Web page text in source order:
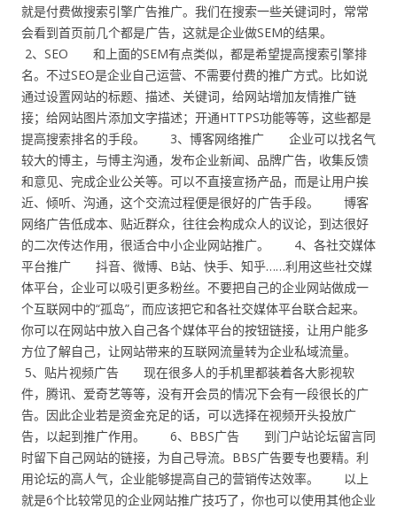
就是付费做搜索引擎广告推广。我们在搜索一些关键词时，常常
会看到首页前几个都是广告，这就是企业做SEM的结果。
2、SEO 和上面的SEM有点类似，都是希望提高搜索引擎排
名。不过SEO是企业自己运营、不需要付费的推广方式。比如说
通过设置网站的标题、描述、关键词，给网站增加友情推广链
接；给网站图片添加文字描述；开通HTTPS功能等等，这些都是
提高搜索排名的手段。 3、博客网络推广 企业可以找名气
较大的博主，与博主沟通，发布企业新闻、品牌广告，收集反馈
和意见、完成企业公关等。可以不直接宣扬产品，而是让用户挨
近、倾听、沟通，这个交流过程便是很好的广告手段。 博客
网络广告低成本、贴近群众，往往会构成众人的议论，到达很好
的二次传达作用，很适合中小企业网站推广。 4、各社交媒体
平台推广 抖音、微博、B站、快手、知乎……利用这些社交媒
体平台，企业可以吸引更多粉丝。不要把自己的企业网站做成一
个互联网中的“孤岛”，而应该把它和各社交媒体平台联合起来。
你可以在网站中放入自己各个媒体平台的按钮链接，让用户能多
方位了解自己，让网站带来的互联网流量转为企业私域流量。
5、贴片视频广告 现在很多人的手机里都装着各大影视软
件，腾讯、爱奇艺等等，没有开会员的情况下会有一段很长的广
告。因此企业若是资金充足的话，可以选择在视频开头投放广
告，以起到推广作用。 6、BBS广告 到门户站论坛留言同
时留下自己网站的链接，为自己导流。BBS广告要专也要精。利
用论坛的高人气，企业能够提高自己的营销传达效率。 以上
就是6个比较常见的企业网站推广技巧了，你也可以使用其他企业